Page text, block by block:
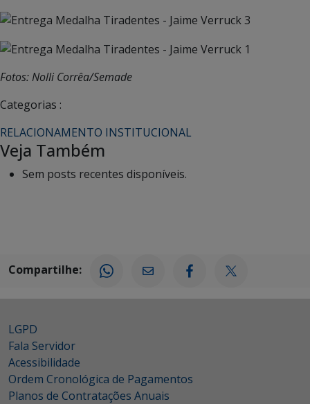
Fotos: Nolli Corrêa/Semade
Categorias :
RELACIONAMENTO INSTITUCIONAL
Veja Também
Sem posts recentes disponíveis.
Compartilhe:
LGPD
Fala Servidor
Acessibilidade
Ordem Cronológica de Pagamentos
Planos de Contratações Anuais